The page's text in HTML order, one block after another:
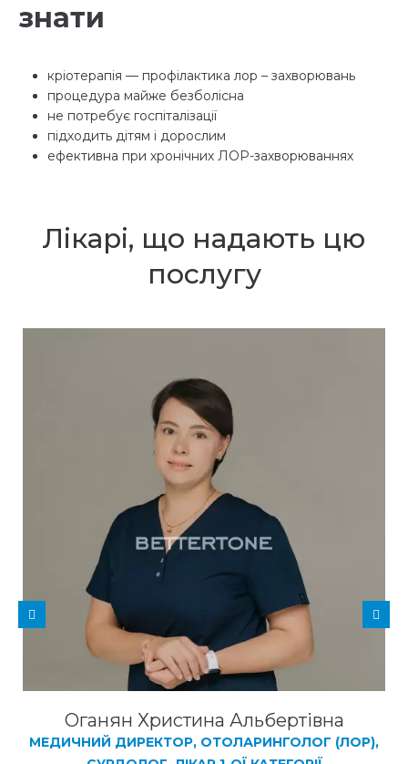
знати
кріотерапія — профілактика лор – захворювань
процедура майже безболісна
не потребує госпіталізації
підходить дітям і дорослим
ефективна при хронічних ЛОР-захворюваннях
Лікарі, що надають цю
послугу
Оганян Христина Альбертівна
МЕДИЧНИЙ ДИРЕКТОР, ОТОЛАРИНГОЛОГ (ЛОР),